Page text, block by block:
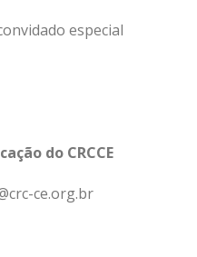
especial
do CRCCE
ce.org.br